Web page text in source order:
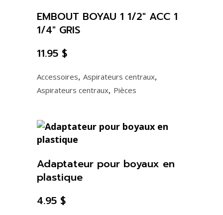
Accessoires, Aspirateurs centraux,
Aspirateurs centraux, Pièces
EMBOUT BOYAU 1 1/2″ ACC 1
1/4″ GRIS
11.95 $
Adaptateur pour boyaux en
plastique
4.95 $